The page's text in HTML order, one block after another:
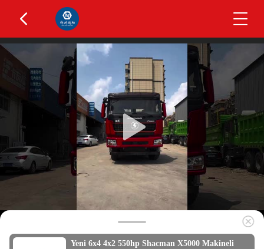
Yeni 6x4 4x2 550hp Shacman X5000 Makineli